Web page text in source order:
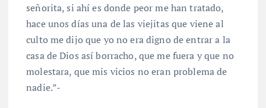
señorita, si ahí es donde peor me han tratado,
hace unos días una de las viejitas que viene al
culto me dijo que yo no era digno de entrar a la
casa de Dios así borracho, que me fuera y que no
molestara, que mis vicios no eran problema de
nadie.”-